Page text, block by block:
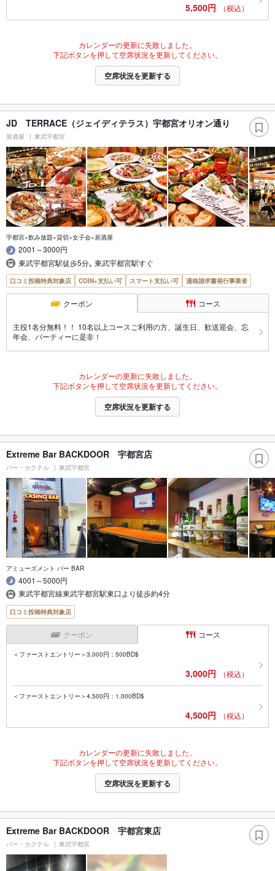
5,500円 （税込）
カレンダーの更新に失敗しました。
下記ボタンを押して空席状況を更新してください。
空席状況を更新する
JD TERRACE（ジェイディテラス）宇都宮オリオン通り
居酒屋 東武宇都宮
宇都宮×飲み放題×貸切×女子会×居酒屋
2001～3000円
東武宇都宮駅徒歩5分｡ 東武宇都宮駅すぐ
口コミ投稿特典対象店 COIN+支払い可 スマート支払い可 適格請求書発行事業者
クーポン コース
主役1名分無料！！ 10名以上コースご利用の方、誕生日、歓送迎会、忘
年会、パーティーに是非！
カレンダーの更新に失敗しました。
下記ボタンを押して空席状況を更新してください。
空席状況を更新する
Extreme Bar BACKDOOR 宇都宮店
バー・カクテル 東武宇都宮
アミューズメント バー BAR
4001～5000円
東武宇都宮線東武宇都宮駅東口より徒歩約4分
口コミ投稿特典対象店
クーポン コース
＜ファーストエントリー＞3,000円：500BD$
3,000円 （税込）
＜ファーストエントリー＞4,500円：1,000BD$
4,500円 （税込）
カレンダーの更新に失敗しました。
下記ボタンを押して空席状況を更新してください。
空席状況を更新する
Extreme Bar BACKDOOR 宇都宮東店
バー・カクテル 東武宇都宮